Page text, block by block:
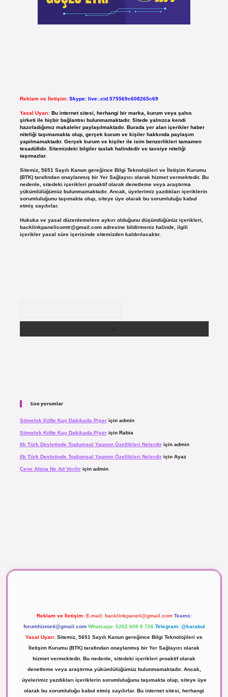
Reklam ve İletişim: Skype: live:.cid.575569c608265c69
Yasal Uyarı: Bu internet sitesi, herhangi bir marka, kurum veya şahıs
şirketi ile hiçbir bağlantısı bulunmamaktadır. Sitede yalnızca kendi
hazırladığımız makaleler paylaşılmaktadır. Burada yer alan içerikler haber
niteliği taşımamakta olup, gerçek kurum ve kişiler hakkında paylaşım
yapılmamaktadır. Gerçek kurum ve kişiler ile isim benzerlikleri tamamen
tesadüfidir. Sitemizdeki bilgiler taslak halindedir ve tavsiye niteliği
taşımazlar.
Sitemiz, 5651 Sayılı Kanun gereğince Bilgi Teknolojileri ve İletişim Kurumu
(BTK) tarafından onaylanmış bir Yer Sağlayıcı olarak hizmet vermektedir. Bu
nedenle, sitedeki içerikleri proaktif olarak denetleme veya araştırma
yükümlülüğümüz bulunmamaktadır. Ancak, üyelerimiz yazdıkları içeriklerin
sorumluluğunu taşımakta olup, siteye üye olarak bu sorumluluğu kabul
etmiş sayılırlar.
Hukuka ve yasal düzenlemelere aykırı olduğunu düşündüğünüz içerikleri,
backlinkpanelicomtr@gmail.comadresine bildirmeniz halinde, ilgili
içerikler yasal süre içerisinde sitemizden kaldırılacaktır.
Son yorumlar
Sömelek Köfte Kaç Dakikada Pişeriçin admin
Sömelek Köfte Kaç Dakikada Pişeriçin Rabia
Ilk Türk Devletinde Toplumsal Yapının Özellikleri Nelerdiriçin admin
Ilk Türk Devletinde Toplumsal Yapının Özellikleri Nelerdiriçin Ayaz
Çene Altına Ne Ad Veriliriçin admin
Reklam ve İletişim: E-mail: backlinkpaneli@gmail.com Teams:
forumhizmeti@gmail.com Whatsapp: 0262 606 0 726 Telegram: @karabul
Yasal Uyarı: Sitemiz, 5651 Sayılı Kanun gereğince Bilgi Teknolojileri ve
İletişim Kurumu (BTK) tarafından onaylanmış bir Yer Sağlayıcı olarak
hizmet vermektedir. Bu nedenle, sitedeki içerikleri proaktif olarak
denetleme veya araştırma yükümlülüğümüz bulunmamaktadır. Ancak,
üyelerimiz yazdıkları içeriklerin sorumluluğunu taşımakta olup, siteye üye
olarak bu sorumluluğu kabul etmiş sayılırlar. Bu internet sitesi, herhangi